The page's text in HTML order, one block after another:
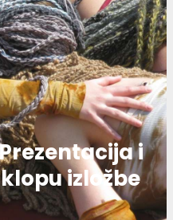
Prezentacija i
izložbe